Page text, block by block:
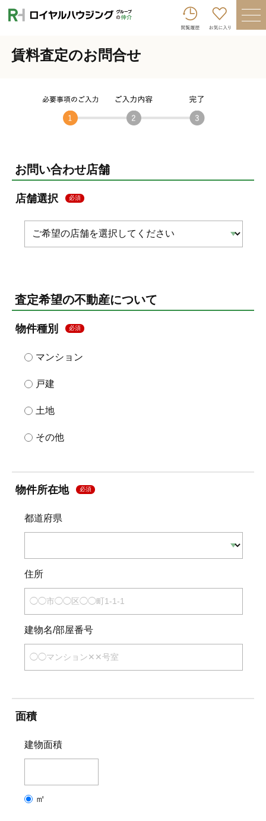
賃料査定のお問合せ
お問い合わせ店舗
店舗選択 必須
査定希望の不動産について
物件種別 必須
マンション
戸建
土地
その他
物件所在地 必須
都道府県
住所
建物名/部屋番号
面積
建物面積
㎡
ロイヤルハウジンググループトップへ
売りたい
貸したい